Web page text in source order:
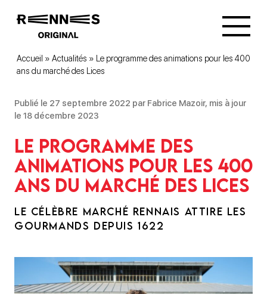
Accueil » Actualités »
Le programme des animations pour les 400
ans du marché des Lices
Publié le 27 septembre 2022 par Fabrice Mazoir, mis à jour
le 18 décembre 2023
Le programme des
animations pour les 400
ans du marché des Lices
LE CÉLÈBRE MARCHÉ RENNAIS ATTIRE LES
GOURMANDS DEPUIS 1622